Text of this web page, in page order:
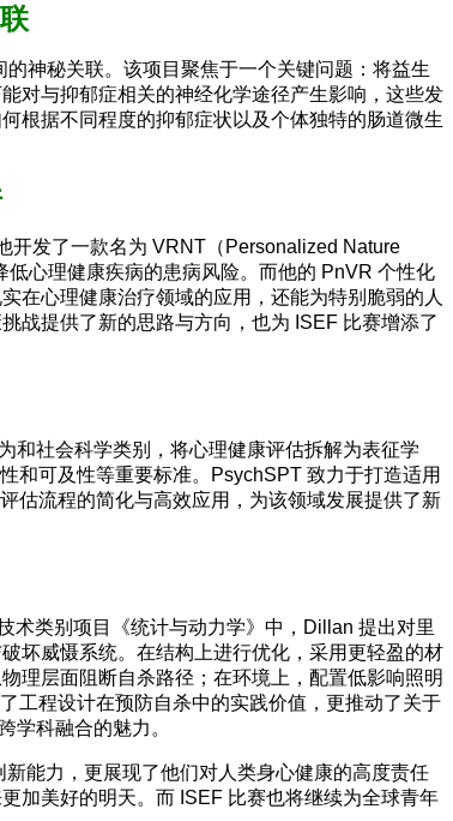
神秘关联。该项目聚焦于一个关键问题：将益生
对与抑郁症相关的神经化学途径产生影响，这些发
根据不同程度的抑郁症状以及个体独特的肠道微生
开发了一款名为 VRNT（Personalized Nature
心理健康疾病的患病风险。而他的 PnVR 个性化
在心理健康治疗领域的应用，还能为特别脆弱的人
战提供了新的思路与方向，也为 ISEF 比赛增添了
和社会科学类别，将心理健康评估拆解为表征学
和可及性等重要标准。PsychSPT 致力于打造适用
估流程的简化与高效应用，为该领域发展提供了新
术类别项目《统计与动力学》中，Dillan 提出对里
坏威慑系统。在结构上进行优化，采用更轻盈的材
理层面阻断自杀路径；在环境上，配置低影响照明
工程设计在预防自杀中的实践价值，更推动了关于
学科融合的魅力。
能力，更展现了他们对人类身心健康的高度责任
加美好的明天。而 ISEF 比赛也将继续为全球青年